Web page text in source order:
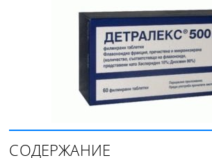
СОДЕРЖАНИЕ